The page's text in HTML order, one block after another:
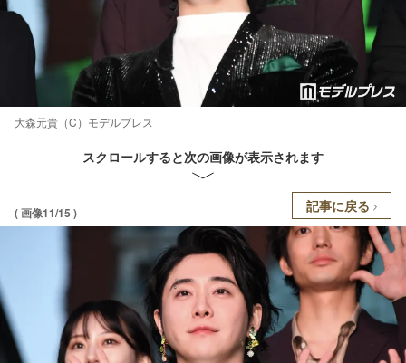
大森元貴（C）モデルプレス
スクロールすると次の画像が表示されます
( 画像11/15 ) 記事に戻る